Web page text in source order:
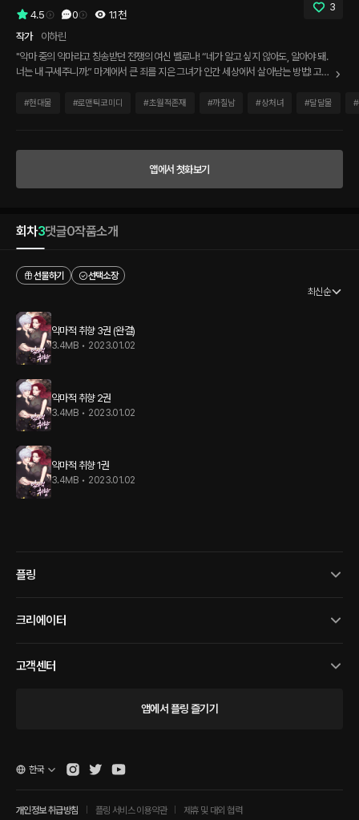
4.5
0 1.1천
3
작가
이하린
"악마 중의 악마라고 칭송받던 전쟁의 여신 벨로나! “네가 알고 싶지 않아도, 알아야 돼.
너는 내 구세주니까.” 마계에서 큰 죄를 지은 그녀가 인간 세상에서 살아남는 방법! 고된
더 비현실적인 외모를 가진 인간 이한새! “아까는 악마라더니, 이번엔 구세주야? 너, 사
한 사랑 이야기! 『악마적 취향』
#현대물 #로맨틱코미디 #초월적존재 #까칠남 #상처녀 #달달물 #
앱에서 첫화보기
회차3댓글0작품소개
선물하기
선택소장
최신순
악마적 취향 3권 (완결)
3.4MB • 2023.01.02
악마적 취향 2권
3.4MB • 2023.01.02
악마적 취향 1권
3.4MB • 2023.01.02
플링
크리에이터
고객센터
앱에서 플링 즐기기
개인정보 취급방침 플링 서비스 이용약관 제휴 및 대외 협력
한국